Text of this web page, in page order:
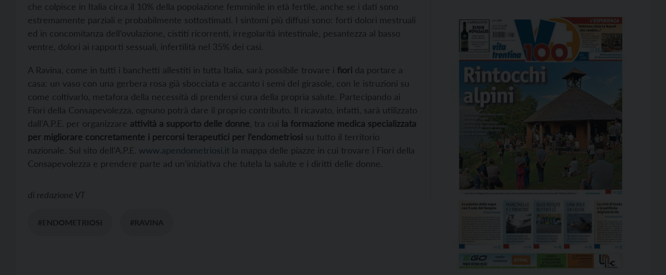
che colpisce in Italia circa il 10% della popolazione femminile in età fertile, anche se i dati sono
estremamente parziali e probabilmente sottostimati. I sintomi più diffusi sono: forti dolori mestruali
ed in concomitanza dell’ovulazione, cistiti ricorrenti, irregolarità intestinale, pesantezza al basso
ventre, dolori ai rapporti sessuali, infertilità nel 35% dei casi.
A Ravina, come in tutti i banchetti allestiti in tutta Italia, sarà possibile trovare i fiori da portare a
casa: un vaso con una gerbera rosa già sbocciata e accanto i semi del girasole, con le istruzioni su
come coltivarlo, metafora della necessità di prendersi cura della propria salute. Partecipando ai
Fiori della Consapevolezza, ognuno potrà dare il proprio contributo. Il ricavato, infatti, sarà utilizzato
dall’A.P.E. per organizzare attività a supporto delle donne , tra cui la formazione medica specializzata
per migliorare concretamente i percorsi terapeutici per l’endometriosi su tutto il territorio
nazionale. Sul sito dell’A.P.E. www.apendometriosi.it la mappa delle piazze in cui trovare i Fiori della
Consapevolezza e prendere parte ad un’iniziativa che tutela la salute e i diritti delle donne.
di redazione VT
#ENDOMETRIOSI #RAVINA